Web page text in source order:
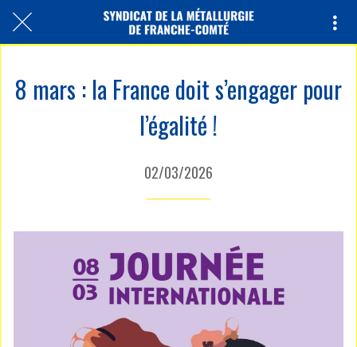
8 mars : la France doit s’engager pour
l’égalité !
02/03/2026